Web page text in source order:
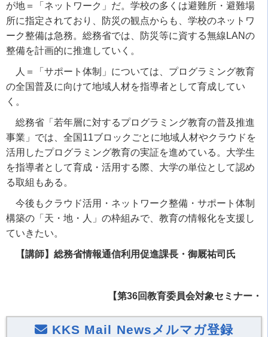
が地＝「ネットワーク」だ。学校の多くは避難所・避難場
所に指定されており、防災の観点からも、学校のネットワ
ーク整備は急務。総務省では、防災等に資する無線LANの
整備を計画的に推進していく。
人＝「サポート体制」については、プログラミング教育
の全国普及に向けて地域人材を指導者として育成してい
く。
総務省「若年層に対するプログラミング教育の普及推進
事業」では、全国11ブロックごとに地域人材やクラウドを
活用したプログラミング教育の実証を進めている。大学生
を指導者として育成・活用する際、大学の単位として認め
る取組もある。
今後もクラウド活用・ネットワーク整備・サポート体制
構築の「天・地・人」の枠組みで、教育の情報化を支援し
ていきたい。
【講師】総務省情報通信利用促進課長・御厩祐司氏
【第36回教育委員会対象セミナー・
KKS Mail Newsメルマガ登録